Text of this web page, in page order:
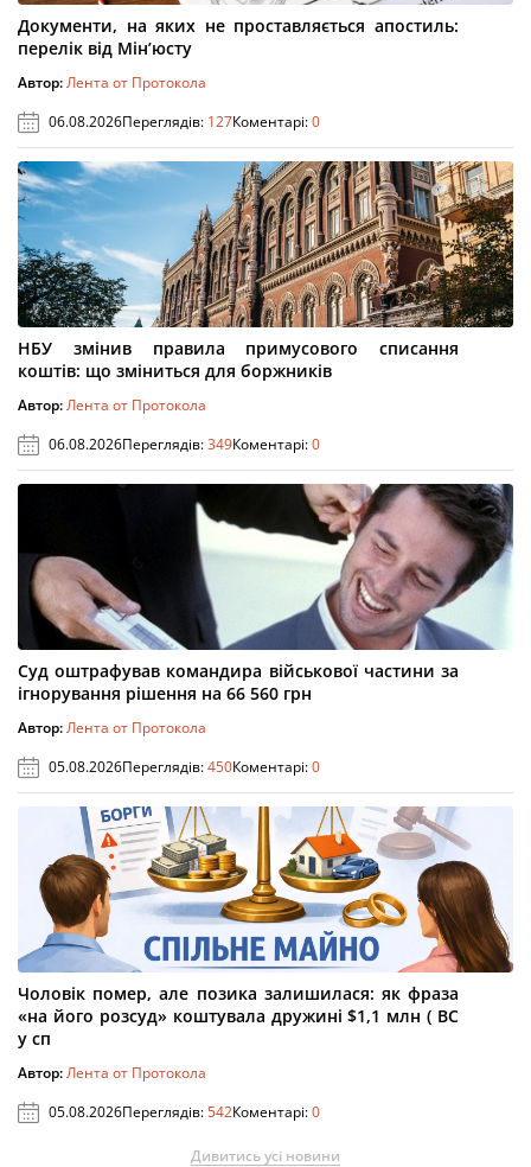
Документи, на яких не проставляється апостиль:
перелік від Мін’юсту
Автор:Лента от Протокола
06.08.2026Переглядів: 127Коментарі:0
НБУ змінив правила примусового списання
коштів: що зміниться для боржників
Автор:Лента от Протокола
06.08.2026Переглядів:349Коментарі:0
Суд оштрафував командира військової частини за
ігнорування рішення на 66 560 грн
Автор:Лента от Протокола
05.08.2026Переглядів:450Коментарі:0
Чоловік помер, але позика залишилася: як фраза
«на його розсуд» коштувала дружині $1,1 млн ( ВС
у сп
Автор:Лента от Протокола
05.08.2026Переглядів:542Коментарі:0
Дивитись усі новини